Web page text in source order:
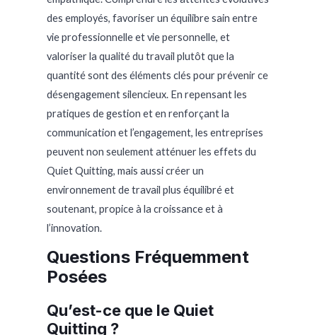
des employés, favoriser un équilibre sain entre
vie professionnelle et vie personnelle, et
valoriser la qualité du travail plutôt que la
quantité sont des éléments clés pour prévenir ce
désengagement silencieux. En repensant les
pratiques de gestion et en renforçant la
communication et l’engagement, les entreprises
peuvent non seulement atténuer les effets du
Quiet Quitting, mais aussi créer un
environnement de travail plus équilibré et
soutenant, propice à la croissance et à
l’innovation.
Questions Fréquemment
Posées
Qu’est-ce que le Quiet
Quitting ?